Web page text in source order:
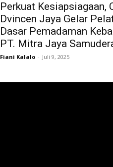
Perkuat Kesiapsiagaan,
Dvincen Jaya Gelar
Dasar Pemadaman
PT. Mitra Jaya
Fiani Kalalo - Juli 9, 2025